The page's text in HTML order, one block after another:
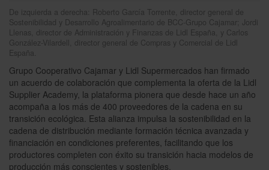
De izquierda a derecha: Roberto García Torrente, director general de
Sostenibilidad y Desarrollo Agroalimentario de BCC-Grupo Cajamar; Jordi
Llenas, director de Administración y Finanzas de Lidl España, y Carlos
González-Vilardell, director general de Compras y Comercial de Lidl
España.
Grupo Cooperativo Cajamar y Lidl Supermercados han firmado
un acuerdo de colaboración que complementa la oferta de la Lidl
Supplier Academy, la plataforma pionera que desde hace un año
acompaña a los más de 400 proveedores de la cadena en su
transición ecológica. Esta alianza impulsa la sostenibilidad en la
cadena de distribución mediante formación técnica avanzada y
financiación en condiciones preferentes, facilitando que los
productores completen con éxito su transición hacia modelos de
producción más conscientes y sostenibles.